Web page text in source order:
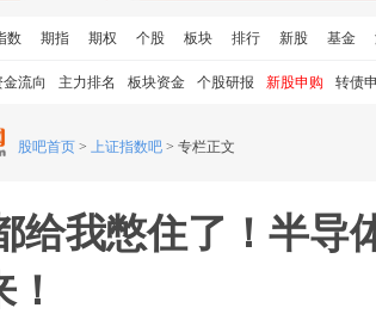
数 期指 期权 个股 板块 排行 新股 基金
金流向 主力排名 板块资金 个股研报 新股申购 转债
股吧首页 > 上证指数吧 > 专栏正文
给我憋住了！半导